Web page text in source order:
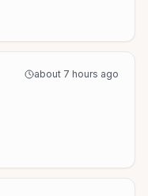
about 7 hours ago